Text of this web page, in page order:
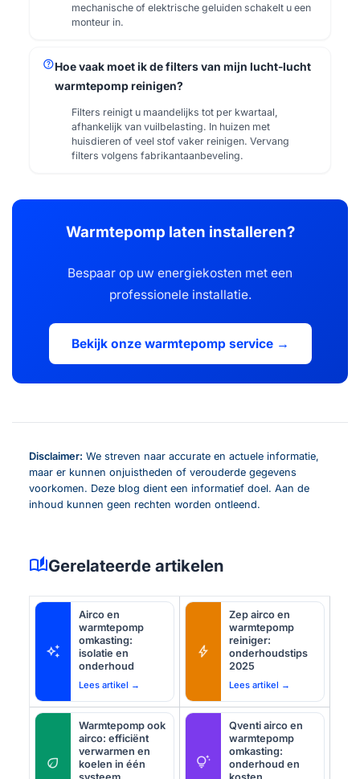
mechanische of elektrische geluiden schakelt u een
monteur in.
helpHoe vaak moet ik de filters van mijn lucht-lucht
warmtepomp reinigen?
Filters reinigt u maandelijks tot per kwartaal,
afhankelijk van vuilbelasting. In huizen met
huisdieren of veel stof vaker reinigen. Vervang
filters volgens fabrikantaanbeveling.
Warmtepomp laten installeren?
Bespaar op uw energiekosten met een
professionele installatie.
Bekijk onze warmtepomp service →
Disclaimer: We streven naar accurate en actuele informatie,
maar er kunnen onjuistheden of verouderde gegevens
voorkomen. Deze blog dient een informatief doel. Aan de
inhoud kunnen geen rechten worden ontleend.
auto_storiesGerelateerde artikelen
auto_awesome
Airco en
warmtepomp
omkasting:
isolatie en
onderhoud
Lees artikel →
bolt
Zep airco en
warmtepomp
reiniger:
onderhoudstips
2025
Lees artikel →
eco
Warmtepomp ook
airco: efficiënt
verwarmen en
koelen in één
tips_and_updates
Qventi airco en
warmtepomp
omkasting:
onderhoud en